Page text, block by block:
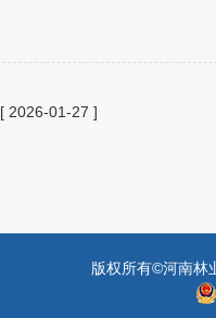
[ 2026-01-27 ]
版权所有©河南